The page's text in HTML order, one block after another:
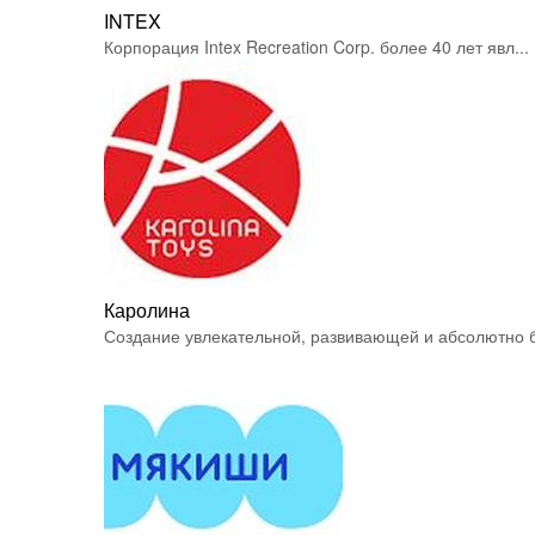
INTEX
Корпорация Intex Recreation Corp. более 40 лет явл...
Каролина
Создание увлекательной, развивающей и абсолютно